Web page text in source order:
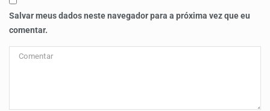
Salvar meus dados neste navegador para a próxima vez que eu
comentar.